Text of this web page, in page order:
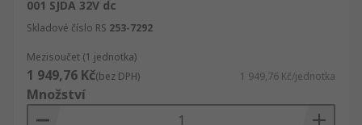
001 SJDA 32V dc
Skladové číslo RS 253-7292
Mezisoučet (1 jednotka)
1 949,76 Kč(bez DPH) 1 949,76 Kč/jednotka
Množství